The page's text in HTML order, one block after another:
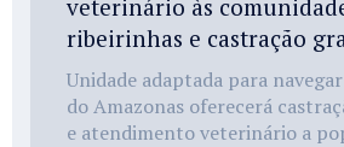
veterinário às
ribeirinhas e castração
Unidade adaptada para
do Amazonas oferecerá
e atendimento veterinário a